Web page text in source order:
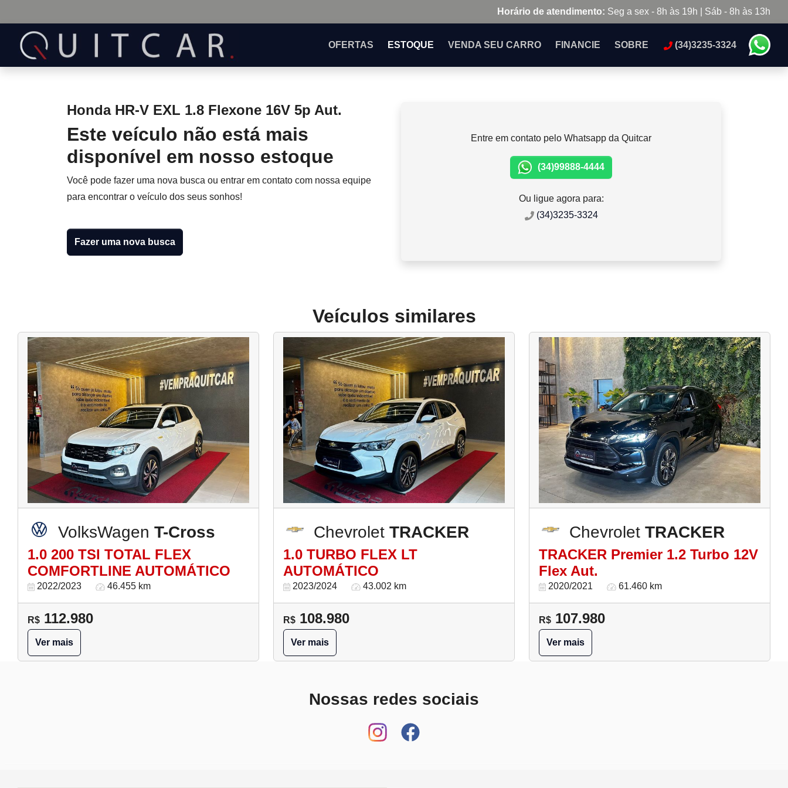
Horário de atendimento: Seg a sex - 8h às 19h | Sáb - 8h às 13h
OFERTAS ESTOQUE VENDA SEU CARRO FINANCIE SOBRE (34)3235-3324
Honda HR-V EXL 1.8 Flexone 16V 5p Aut.
Este veículo não está mais
disponível em nosso estoque
Você pode fazer uma nova busca ou entrar em contato com nossa equipe
para encontrar o veículo dos seus sonhos!
Fazer uma nova busca
Entre em contato pelo Whatsapp da Quitcar
(34)99888-4444
Ou ligue agora para:
(34)3235-3324
Veículos similares
VolksWagen T-Cross
1.0 200 TSI TOTAL FLEX
COMFORTLINE AUTOMÁTICO
2022/2023 46.455 km
R$ 112.980
Ver mais
Chevrolet TRACKER
1.0 TURBO FLEX LT
AUTOMÁTICO
2023/2024 43.002 km
R$ 108.980
Ver mais
Chevrolet TRACKER
TRACKER Premier 1.2 Turbo 12V
Flex Aut.
2020/2021 61.460 km
R$ 107.980
Ver mais
Nossas redes sociais